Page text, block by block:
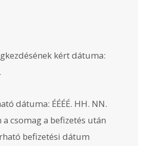
kért dátuma:
dátuma: ÉÉÉÉ. HH. NN.
csomag a befizetés után
befizetési dátum